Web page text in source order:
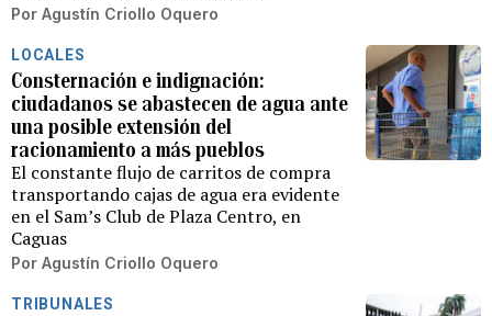
Por Agustín Criollo Oquero
LOCALES
Consternación e indignación:
ciudadanos se abastecen de agua ante
una posible extensión del
racionamiento a más pueblos
El constante flujo de carritos de compra
transportando cajas de agua era evidente
en el Sam’s Club de Plaza Centro, en
Caguas
Por Agustín Criollo Oquero
TRIBUNALES